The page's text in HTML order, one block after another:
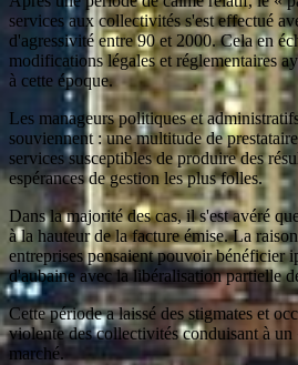
services aux collectivités s'est effectué
d'agressivité entre 90 et 2000. Cela en
modifications légales et réglementaires
à cette époque.
Les manageurs politiques et
souviennent : une multitude de
services susceptibles de produire des
espérances de gestion les plus folles.
Dans la majorité des cas, il s'est avéré
à la hauteur de la facture émise. La
entreprises pensaient pouvoir bénéficier
d'aubaine avec la libéralisation partielle
Cette période a laissé des stigmates et
violente des collectivités conduisant à
marché.